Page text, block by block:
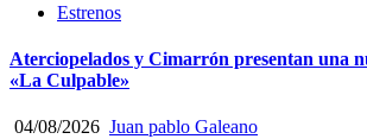
Estrenos
Aterciopelados y Cimarrón presentan una
«La Culpable»
04/08/2026 Juan pablo Galeano